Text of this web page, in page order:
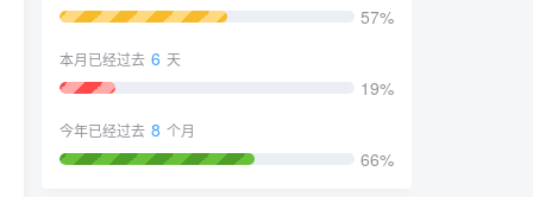
57%
本月已经过去 6 天
19%
今年已经过去 8 个月
66%